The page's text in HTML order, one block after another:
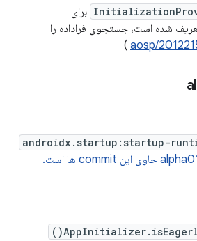
برای
شده است، جستجوی فراداده را
aosp/
)
androidx.startup:startup-